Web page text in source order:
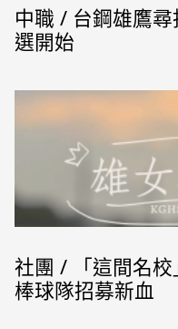
中職 / 台鋼雄鷹
選開始
社團 / 「這間名
棒球隊招募新血